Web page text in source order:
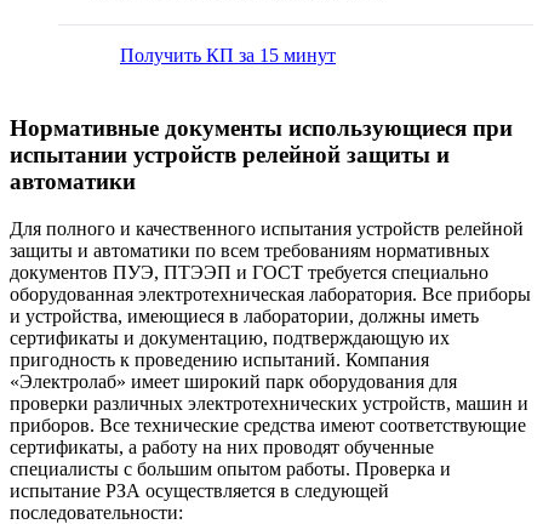
Получить КП за 15 минут
Нормативные документы использующиеся при
испытании устройств релейной защиты и
автоматики
Для полного и качественного испытания устройств релейной
защиты и автоматики по всем требованиям нормативных
документов ПУЭ, ПТЭЭП и ГОСТ требуется специально
оборудованная электротехническая лаборатория. Все приборы
и устройства, имеющиеся в лаборатории, должны иметь
сертификаты и документацию, подтверждающую их
пригодность к проведению испытаний. Компания
«Электролаб» имеет широкий парк оборудования для
проверки различных электротехнических устройств, машин и
приборов. Все технические средства имеют соответствующие
сертификаты, а работу на них проводят обученные
специалисты с большим опытом работы. Проверка и
испытание РЗА осуществляется в следующей
последовательности: